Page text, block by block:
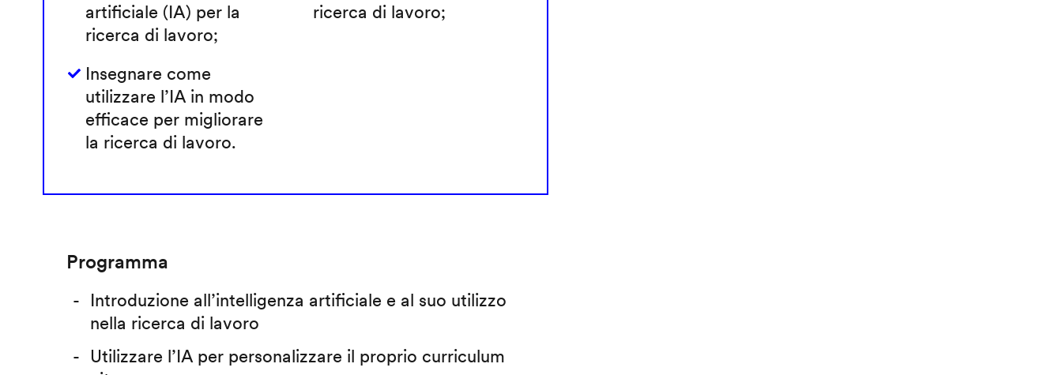
artificiale (IA) per la
ricerca di lavoro;
ricerca di lavoro;
Insegnare come
utilizzare l’IA in modo
efficace per migliorare
la ricerca di lavoro.
Programma
Introduzione all’intelligenza artificiale e al suo utilizzo
nella ricerca di lavoro
Utilizzare l’IA per personalizzare il proprio curriculum